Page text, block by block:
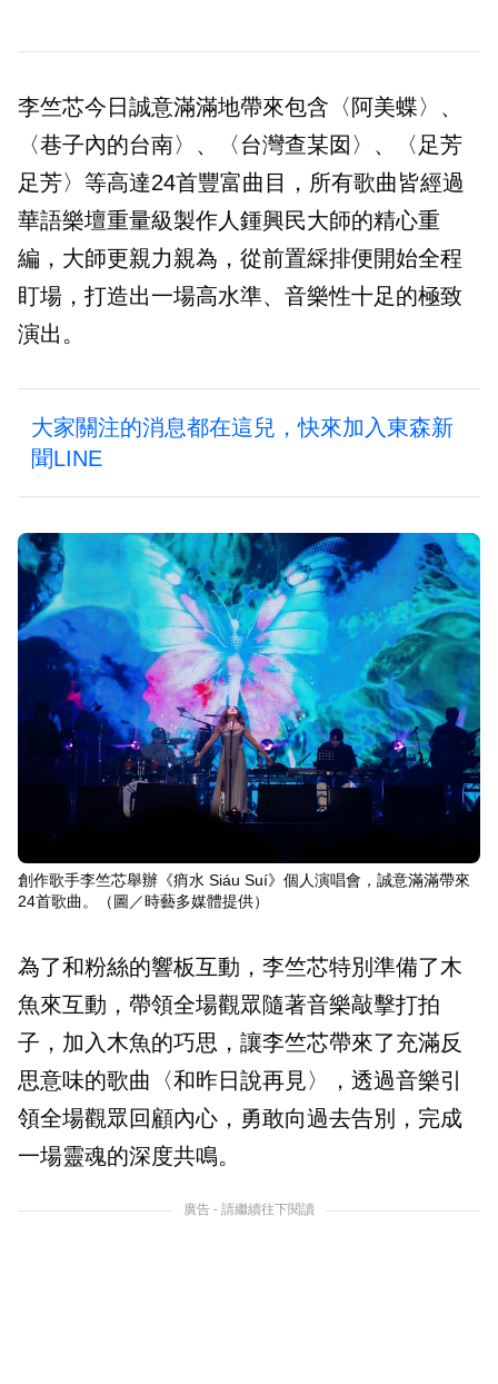
李竺芯今日誠意滿滿地帶來包含〈阿美蝶〉、
〈巷子內的台南〉、〈台灣查某囡〉、〈足芳
足芳〉等高達24首豐富曲目，所有歌曲皆經過
華語樂壇重量級製作人鍾興民大師的精心重
編，大師更親力親為，從前置綵排便開始全程
盯場，打造出一場高水準、音樂性十足的極致
演出。
大家關注的消息都在這兒，快來加入東森新
聞LINE
創作歌手李竺芯舉辦《痟水 Siáu Suí》個人演唱會，誠意滿滿帶來
24首歌曲。（圖／時藝多媒體提供）
為了和粉絲的響板互動，李竺芯特別準備了木
魚來互動，帶領全場觀眾隨著音樂敲擊打拍
子，加入木魚的巧思，讓李竺芯帶來了充滿反
思意味的歌曲〈和昨日說再見〉，透過音樂引
領全場觀眾回顧內心，勇敢向過去告別，完成
一場靈魂的深度共鳴。
廣告 - 請繼續往下閱讀